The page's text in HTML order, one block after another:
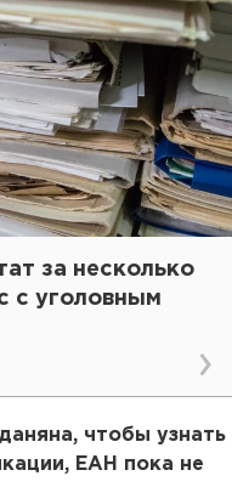
за несколько
с уголовным
чтобы узнать
ЕАН пока не